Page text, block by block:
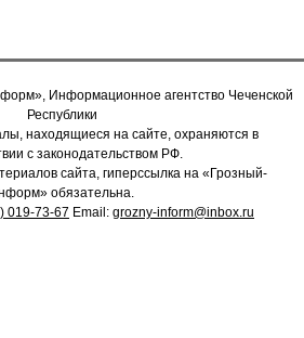
Информационное агентство Чеченской
Республики
находящиеся на сайте, охраняются в
с законодательством РФ.
сайта, гиперссылка на «Грозный-
обязательна.
019-73-67 Email: grozny-inform@inbox.ru